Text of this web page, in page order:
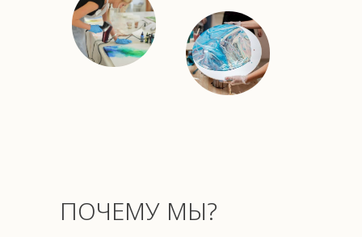
ПОЧЕМУ МЫ?